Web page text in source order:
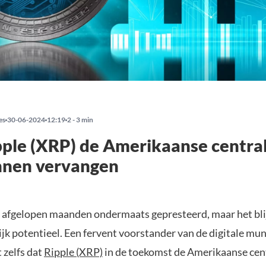
30-06-2024 12:19 2 - 3 min
(XRP) de Amerikaanse
vervangen
afgelopen maanden ondermaats gepresteerd, maar het
potentieel. Een fervent voorstander van de digitale
zelfs dat Ripple (XRP) in de toekomst de Amerikaanse